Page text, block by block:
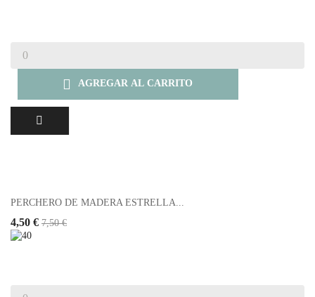
 AGREGAR AL CARRITO
PERCHERO DE MADERA ESTRELLA...
4,50 € 7,50 €